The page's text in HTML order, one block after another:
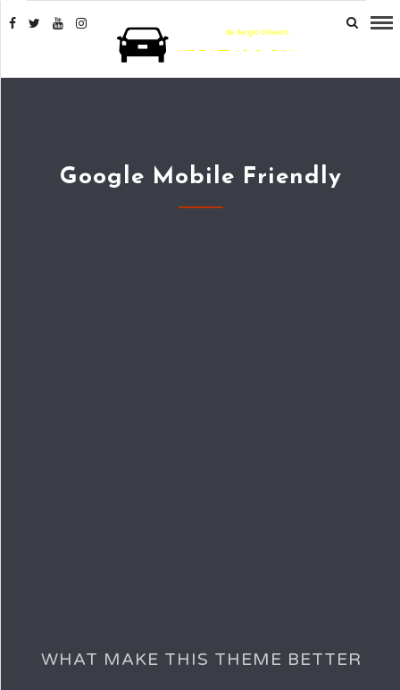
Google Mobile Friendly
WHAT MAKE THIS THEME BETTER